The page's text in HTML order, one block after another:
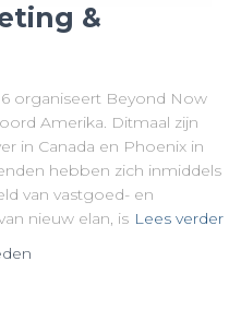
&
organiseert Beyond Now
Amerika. Ditmaal zijn
in Canada en Phoenix in
hebben zich inmiddels
van vastgoed- en
nieuw elan, is Lees verder